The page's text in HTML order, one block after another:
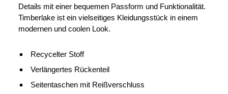
Details mit einer bequemen Passform und Funktionalität.
Timberlake ist ein vielseitiges Kleidungsstück in einem
modernen und coolen Look.
Recycelter Stoff
Verlängertes Rückenteil
Seitentaschen mit Reißverschluss